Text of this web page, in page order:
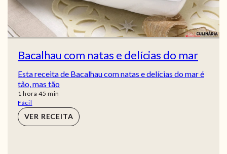
Bacalhau com natas e delícias do mar
Esta receita de Bacalhau com natas e delícias do mar é
tão, mas tão
1 hora
hora 45 min
min
Fácil
VER RECEITA